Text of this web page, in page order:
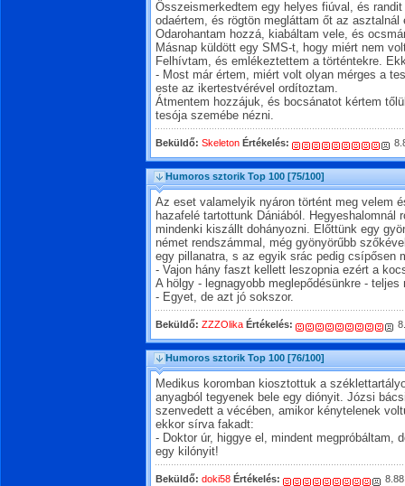
Összeismerkedtem egy helyes fiúval, és
odaértem, és rögtön megláttam őt az asztalnál
Odarohantam hozzá, kiabáltam vele, és
Másnap küldött egy SMS-t, hogy miért nem
Felhívtam, és emlékeztettem a történtekre.
- Most már értem, miért volt olyan mérges a
este az ikertestvérével ordítoztam.
Átmentem hozzájuk, és bocsánatot kértem
tesója szemébe nézni.
Beküldő: Skeleton Értékelés:
Humoros sztorik Top 100 [75/100]
Az eset valamelyik nyáron történt meg velem
hazafelé tartottunk Dániából. Hegyeshalomnál
mindenki kiszállt dohányozni. Előttünk egy
német rendszámmal, még gyönyörűbb
egy pillanatra, s az egyik srác pedig csípősen
- Vajon hány faszt kellett leszopnia ezért a
A hölgy - legnagyobb meglepődésünkre -
- Egyet, de azt jó sokszor.
Beküldő: ZZZOlika Értékelés:
Humoros sztorik Top 100 [76/100]
Medikus koromban kiosztottuk a
anyagból tegyenek bele egy diónyit. Józsi
szenvedett a vécében, amikor kénytelenek
ekkor sírva fakadt:
- Doktor úr, higgye el, mindent megpróbáltam,
egy kilónyit!
Beküldő: doki58 Értékelés: 8.88